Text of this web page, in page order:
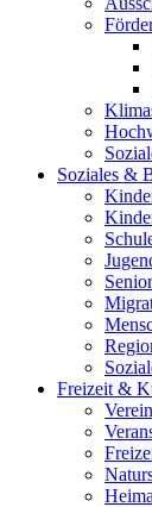
Soziales &
Freizeit &